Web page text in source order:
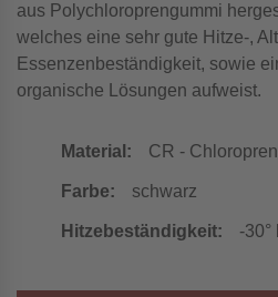
aus Polychloroprengummi
welches eine sehr gute Hitze-,
Essenzenbeständigkeit, sowie
organische Lösungen aufweist.
Material: CR -
Farbe: schwarz
Hitzebeständigkeit: -30°